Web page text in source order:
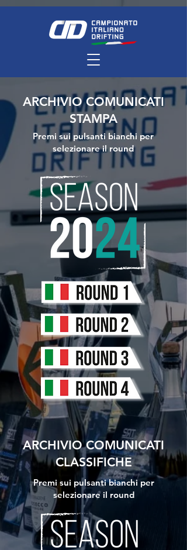
ARCHIVIO COMUNICATI
STAMPA
Premi sui pulsanti bianchi per
selezionare il round
ARCHIVIO COMUNICATI
CLASSIFICHE
Premi sui pulsanti bianchi per
selezionare il round